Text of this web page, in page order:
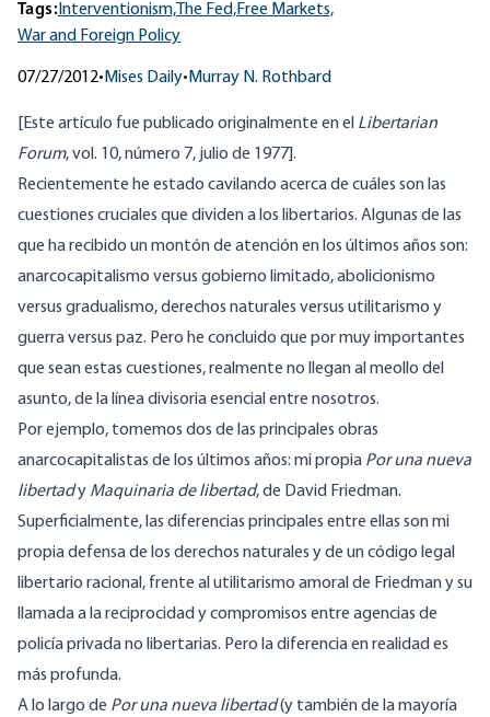
Tags: Interventionism, The Fed,Free Markets,
War and Foreign Policy
07/27/2012• Mises Daily• Murray N. Rothbard
[Este artículo fue publicado originalmente en el Libertarian
Forum, vol. 10, número 7, julio de 1977].
Recientemente he estado cavilando acerca de cuáles son las
cuestiones cruciales que dividen a los libertarios. Algunas de las
que ha recibido un montón de atención en los últimos años son:
anarcocapitalismo versus gobierno limitado, abolicionismo
versus gradualismo, derechos naturales versus utilitarismo y
guerra versus paz. Pero he concluido que por muy importantes
que sean estas cuestiones, realmente no llegan al meollo del
asunto, de la línea divisoria esencial entre nosotros.
Por ejemplo, tomemos dos de las principales obras
anarcocapitalistas de los últimos años: mi propia Por una nueva
libertady Maquinaria de libertad, de David Friedman.
Superficialmente, las diferencias principales entre ellas son mi
propia defensa de los derechos naturales y de un código legal
libertario racional, frente al utilitarismo amoral de Friedman y su
llamada a la reciprocidad y compromisos entre agencias de
policía privada no libertarias. Pero la diferencia en realidad es
más profunda.
A lo largo de Por una nueva libertad(y también de la mayoría